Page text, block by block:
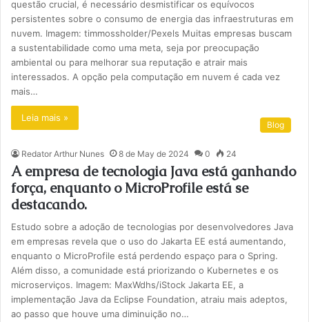
questão crucial, é necessário desmistificar os equívocos
persistentes sobre o consumo de energia das infraestruturas em
nuvem. Imagem: timmossholder/Pexels Muitas empresas buscam
a sustentabilidade como uma meta, seja por preocupação
ambiental ou para melhorar sua reputação e atrair mais
interessados. A opção pela computação em nuvem é cada vez
mais…
Leia mais »
Blog
Redator Arthur Nunes 8 de May de 2024 0 24
A empresa de tecnologia Java está ganhando
força, enquanto o MicroProfile está se
destacando.
Estudo sobre a adoção de tecnologias por desenvolvedores Java
em empresas revela que o uso do Jakarta EE está aumentando,
enquanto o MicroProfile está perdendo espaço para o Spring.
Além disso, a comunidade está priorizando o Kubernetes e os
microserviços. Imagem: MaxWdhs/iStock Jakarta EE, a
implementação Java da Eclipse Foundation, atraiu mais adeptos,
ao passo que houve uma diminuição no…